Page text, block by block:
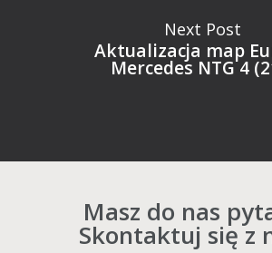
Next Post
Aktualizacja map
Mercedes NTG 4
Masz do nas
Skontaktuj się z